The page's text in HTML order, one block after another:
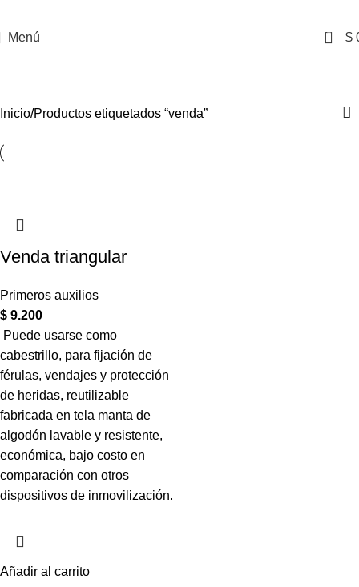
Menú 0 $
Inicio Productos etiquetados “venda”
Venda triangular
Primeros auxilios
$ 9.200
Puede usarse como
cabestrillo, para fijación de
férulas, vendajes y protección
de heridas, reutilizable
fabricada en tela manta de
algodón lavable y resistente,
económica, bajo costo en
comparación con otros
dispositivos de inmovilización.
Añadir al carrito